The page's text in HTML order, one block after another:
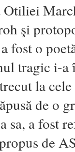
Otiliei
şi
fost o
tragic i-
la
de o
a fost
de